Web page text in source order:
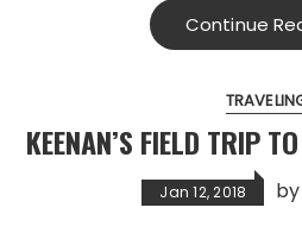
Continue
KEENAN’S FIELD TRIP
Jan 12, 2018 by